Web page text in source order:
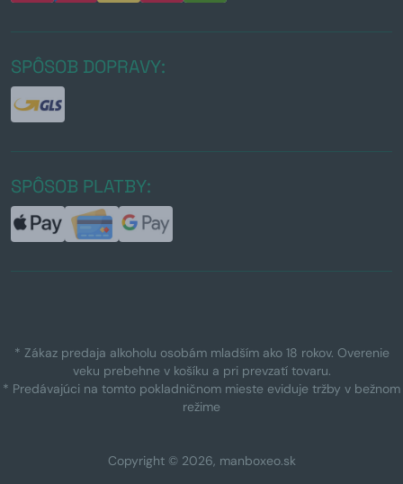
SPÔSOB DOPRAVY:
SPÔSOB PLATBY:
* Zákaz predaja alkoholu osobám mladším ako 18 rokov. Overenie
veku prebehne v košíku a pri prevzatí tovaru.
* Predávajúci na tomto pokladničnom mieste eviduje tržby v bežnom
režime
Copyright © 2026, manboxeo.sk